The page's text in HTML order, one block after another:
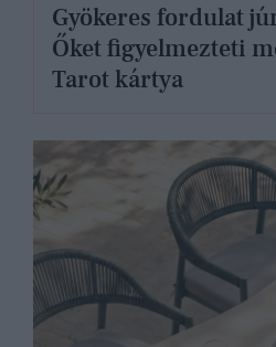
Gyökeres fordulat
Őket figyelmezteti
Tarot kártya